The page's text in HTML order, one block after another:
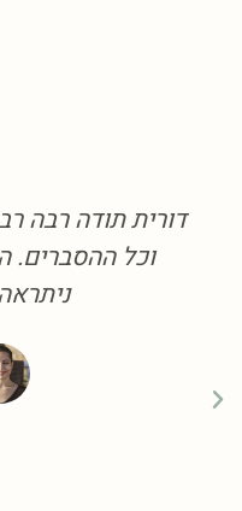
דורית תודה רבה
וכל ההסברים.